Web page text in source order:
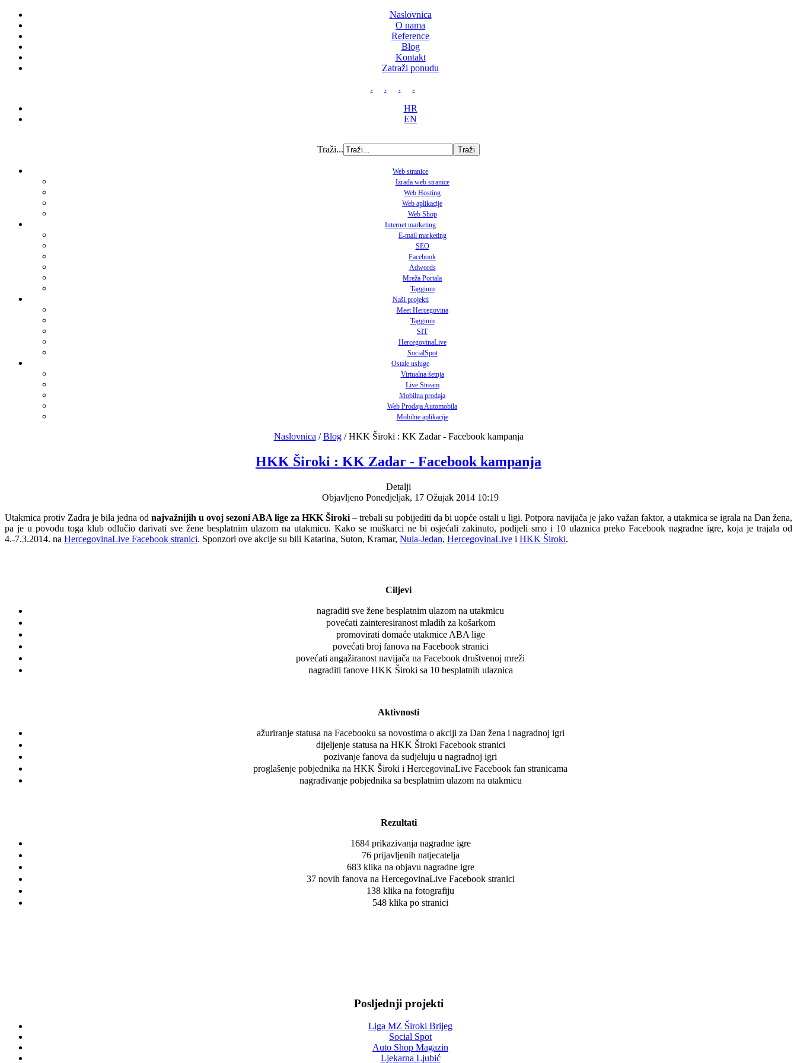
Naslovnica
O nama
Reference
Blog
Kontakt
Zatraži ponudu
.
. .
.
HR
EN
Traži...
Web stranice
Izrada web stranice
Web Hosting
Web aplikacije
Web Shop
Internet marketing
E-mail marketing
SEO
Facebook
Adwords
Mreža Portala
Taggium
Naši projekti
Meet Hercegovina
Taggium
SIT
HercegovinaLive
SocialSpot
Ostale usluge
Virtualna šetnja
Live Stream
Mobilna prodaja
Web Prodaja Automobila
Mobilne aplikacije
Naslovnica /Blog/HKK Široki : KK Zadar - Facebook kampanja
HKK Široki : KK Zadar - Facebook kampanja
Detalji
Objavljeno Ponedjeljak, 17 Ožujak 2014 10:19
Utakmica protiv Zadra je bila jedna odnajvažnijih u ovoj sezoni ABA lige za HKK Široki – trebali su pobijediti da bi uopće ostali u ligi. Potpora navijača je jako važan faktor, a utakmica se igrala na Dan žena,
pa je u povodu toga klub odlučio darivati sve žene besplatnim ulazom na utakmicu. Kako se muškarci ne bi osjećali zakinuto, podijeli smo i 10 ulaznica preko Facebook nagradne igre, koja je trajala od
4.-7.3.2014. na HercegovinaLive Facebook stranici. Sponzori ove akcije su bili Katarina, Suton, Kramar, Nula-Jedan, HercegovinaLive i HKK Široki.
Ciljevi
nagraditi sve žene besplatnim ulazom na utakmicu
povećati zainteresiranost mladih za košarkom
promovirati domaće utakmice ABA lige
povećati broj fanova na Facebook stranici
povećati angažiranost navijača na Facebook društvenoj mreži
nagraditi fanove HKK Široki sa 10 besplatnih ulaznica
Aktivnosti
ažuriranje statusa na Facebooku sa novostima o akciji za Dan žena i nagradnoj igri
dijeljenje statusa na HKK Široki Facebook stranici
pozivanje fanova da sudjeluju u nagradnoj igri
proglašenje pobjednika na HKK Široki i HercegovinaLive Facebook fan stranicama
nagrađivanje pobjednika sa besplatnim ulazom na utakmicu
Rezultati
1684 prikazivanja nagradne igre
76 prijavljenih natjecatelja
683 klika na objavu nagradne igre
37 novih fanova na HercegovinaLive Facebook stranici
138 klika na fotografiju
548 klika po stranici
Posljednji projekti
Liga MZ Široki Brijeg
Social Spot
Auto Shop Magazin
Ljekarna Ljubić